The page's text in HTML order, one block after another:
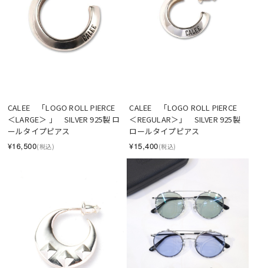
CALEE　「LOGO ROLL PIERCE
＜LARGE＞ 」　SILVER 925製 ロ
ールタイプピアス
¥16,500(税込)
CALEE　「LOGO ROLL PIERCE
＜REGULAR＞」　SILVER 925製
ロールタイプピアス
¥15,400(税込)